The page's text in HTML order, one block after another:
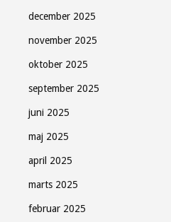
december 2025
november 2025
oktober 2025
september 2025
juni 2025
maj 2025
april 2025
marts 2025
februar 2025